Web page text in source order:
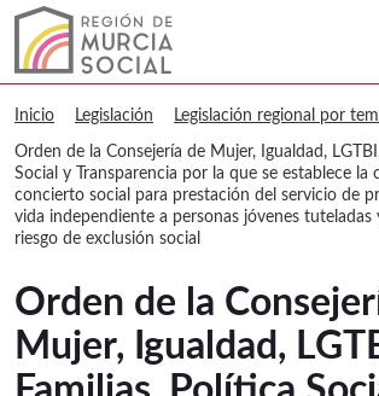
Murcia Social Orden de
Inicio Legislación Legislación regional por
Orden de la Consejería de Mujer, Igualdad,
Social y Transparencia por la que se establece la
concierto social para prestación del servicio de
vida independiente a personas jóvenes tuteladas
riesgo de exclusión social
Orden de la
Mujer, Igualdad,